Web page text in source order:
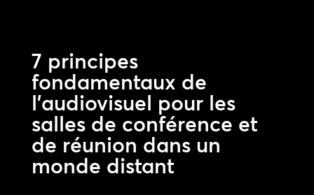
7 principes
fondamentaux de
l’audiovisuel pour les
salles de conférence et
de réunion dans un
monde distant